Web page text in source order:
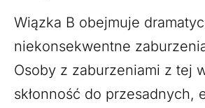
Wiązka B obejmuje
niekonsekwentne
Osoby z zaburzeniami z tej
skłonność do przesadnych,